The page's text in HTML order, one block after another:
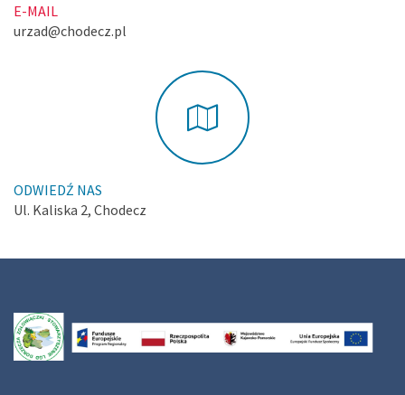
E-MAIL
urzad@chodecz.pl
ODWIEDŹ NAS
Ul. Kaliska 2, Chodecz